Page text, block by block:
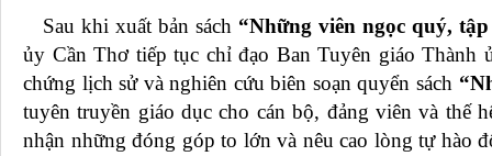
Sau khi xuất bản sách “Những viên ngọc quý,
ủy Cần Thơ tiếp tục chỉ đạo Ban Tuyên giáo Thành
chứng lịch sử và nghiên cứu biên soạn quyển sách
tuyên truyền giáo dục cho cán bộ, đảng viên và thế
nhận những đóng góp to lớn và nêu cao lòng tự hào